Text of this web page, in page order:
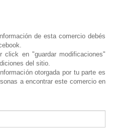
de esta comercio debés
en "guardar modificaciones"
del sitio.
otorgada por tu parte es
a encontrar este comercio en